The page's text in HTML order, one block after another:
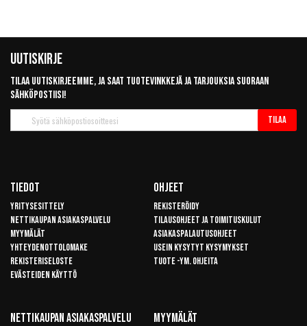
Uutiskirje
Tilaa uutiskirjeemme, ja saat tuotevinkkejä ja tarjouksia suoraan
sähköpostiisi!
uutiskirje
Tilaa
Tiedot
Yritysesittely
Nettikaupan asiakaspalvelu
Myymälät
Yhteydenottolomake
Rekisteriseloste
Evästeiden käyttö
Ohjeet
Rekisteröidy
Tilausohjeet ja toimituskulut
Asiakaspalautusohjeet
Usein kysytyt kysymykset
Tuote -ym. ohjeita
Nettikaupan Asiakaspalvelu Myymälät